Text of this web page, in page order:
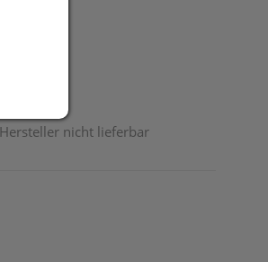
nicht lieferbar